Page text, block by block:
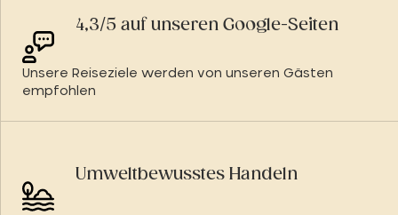
4,3/5 auf unseren Google-Seiten
Unsere Reiseziele werden von unseren Gästen
empfohlen
Umweltbewusstes Handeln